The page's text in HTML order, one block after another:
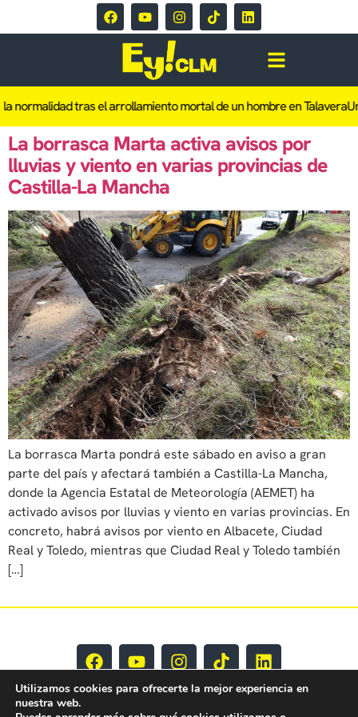
normalidad tras el arrollamiento mortal de un hombre en Talavera
La borrasca Marta activa avisos por
lluvias y viento en varias provincias de
Castilla-La Mancha
La borrasca Marta pondrá este sábado en aviso a gran
parte del país y afectará también a Castilla-La Mancha,
donde la Agencia Estatal de Meteorología (AEMET) ha
activado avisos por lluvias y viento en varias provincias. En
concreto, habrá avisos por viento en Albacete, Ciudad
Real y Toledo, mientras que Ciudad Real y Toledo también
[…]
Utilizamos cookies para ofrecerte la mejor experiencia en
nuestra web.